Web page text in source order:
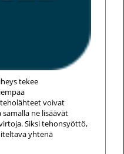
tekee
voivat
ne lisäävät
Siksi tehonsyöttö,
yhtenä